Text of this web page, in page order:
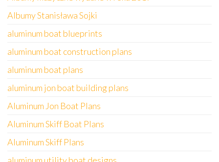
Albumy Stanisława Sojki
aluminum boat blueprints
aluminum boat construction plans
aluminum boat plans
aluminum jon boat building plans
Aluminum Jon Boat Plans
Aluminum Skiff Boat Plans
Aluminum Skiff Plans